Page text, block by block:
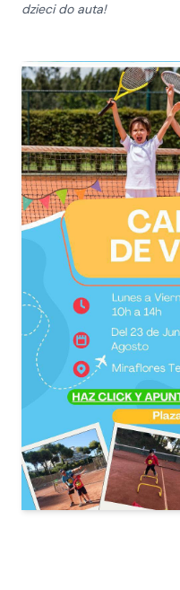
dzieci do auta!